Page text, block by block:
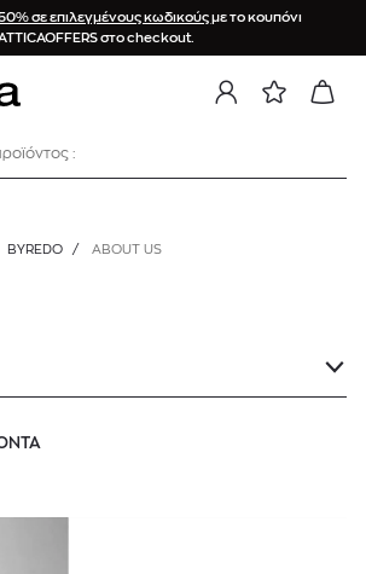
σε επιλεγμένους κωδικούςμε το κουπόνι
στο checkout.
:
BYREDO / ABOUT US